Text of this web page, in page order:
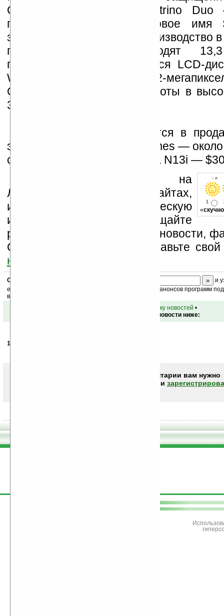
Основа аппарата — Centrino Duo
платформа от
(кодовое имя
запущенная в массовое производство
года. В комплект входят
горизонтально вращающийся LCD-
WiFi (802.11 b/g), Bluetooth, 2-
Обеспечена поддержка работы в
3G-сетях стандарта HSDPA.
Оба компьютера появятся в
этого года. Цена UMPC Hermes —
с жестким диском), ноутбука N13i —
- «
1
«скучно
Устанавливайте линк на
Ладошки на своих сайтах,
изучайте коммерческую
информацию, посещайте
разделы сайта (форум, чат, новости,
Оцените эту новость и оставьте
ниже на странице
Скоро
и
ежедневный или еженедельный дайджест новостей, анонсов программ
ваш почтовый ящик.
вернуться к списку новостей •
Обсуждение этой новости ниже:
12.02.2008
Чтобы писать комментарии вам нужно
или